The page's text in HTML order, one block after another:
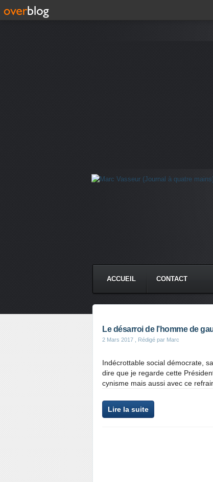
ACCUEIL CONTACT
Le désarroi de l’homme de
2 Mars 2017 , Rédigé par Marc
Indécrottable social démocrate,
dire que je regarde cette
cynisme mais aussi avec ce
Lire la suite